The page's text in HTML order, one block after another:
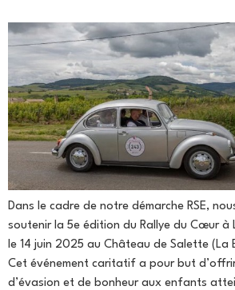
Dans le cadre de notre démarche RSE,
soutenir la 5e édition du Rallye du Cœur à
le 14 juin 2025 au Château de Salette (La
Cet événement caritatif a pour but
d’évasion et de bonheur aux enfants